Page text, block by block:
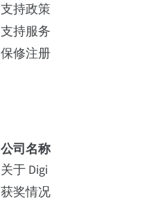
支持政策
支持服务
保修注册
公司名称
关于 Digi
获奖情况